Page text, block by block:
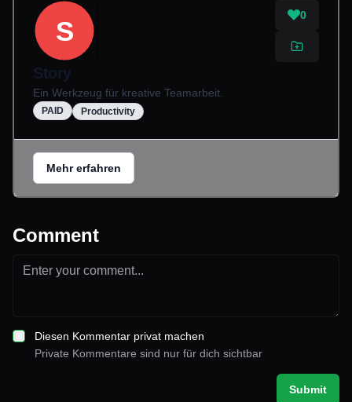
S
0
Story
Ein Werkzeug für kreative Teamarbeit.
PAID Productivity
Mehr erfahren
Comment
Diesen Kommentar privat machen
Private Kommentare sind nur für dich sichtbar
Submit